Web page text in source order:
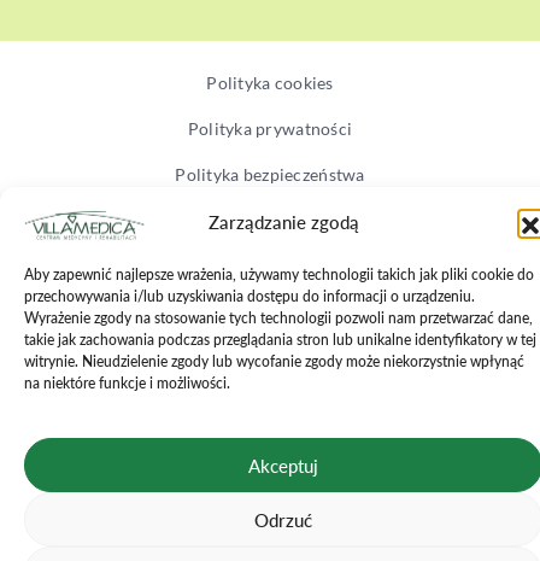
Zarządzanie zgodą
Aby zapewnić najlepsze wrażenia, używamy technologii takich jak pliki cookie do
przechowywania i/lub uzyskiwania dostępu do informacji o urządzeniu.
Wyrażenie zgody na stosowanie tych technologii pozwoli nam przetwarzać dane,
takie jak zachowania podczas przeglądania stron lub unikalne identyfikatory w tej
witrynie. Nieudzielenie zgody lub wycofanie zgody może niekorzystnie wpłynąć
na niektóre funkcje i możliwości.
Akceptuj
Odrzuć
Copyright © 2026 |Momentum
Polityka cookies
Polityka prywatności
Polityka bezpieczeństwa
Regulamin zabiegów
Regulamin wizyt online
Karta praw pacjenta